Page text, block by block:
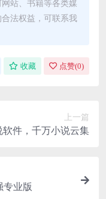
站、书籍等各类媒
法权益，可联系我
收藏 点赞(0)
上一篇
件，千万小说云集
业版